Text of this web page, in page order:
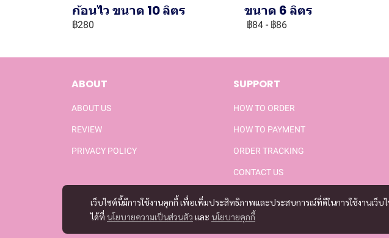
ก้อนไว ขนาด 10 ลิตร
฿280
ขนาด 6 ลิตร
฿84 - ฿86
เว็บไซต์นี้มีการใช้งานคุกกี้ เพื่อเพิ่มประสิทธิภาพและประสบการณ์ที่ดีในการใช้งานเว็บ
ได้ที่ นโยบายความเป็นส่วนตัว และ นโยบายคุกกี้
ABOUT
ABOUT US
REVIEW
PRIVACY POLICY
SUPPORT
HOW TO ORDER
HOW TO PAYMENT
ORDER TRACKING
CONTACT US